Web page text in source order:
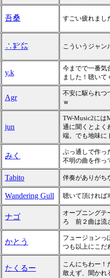
吾桑 すごい疲れまし
∴㌢㍍ こういうジャ
y.k
今までで一番気
ました！聴いて
Agr
不安に駆られつ
ｗ
jun
TW-Music2には
通に聞くとよく
端。でも地味に
みく
ぶっ通しで作っ
不明の曲を作っ
Tabito 伴奏がありがち
Wandering Gull 聴いて頂ければ
ナゴ
オープニング
ろ 前２曲は流
かとう
フュージョンっ
つも以上にこだ
たくるー
こんにちわー
敢えず、聞かれ